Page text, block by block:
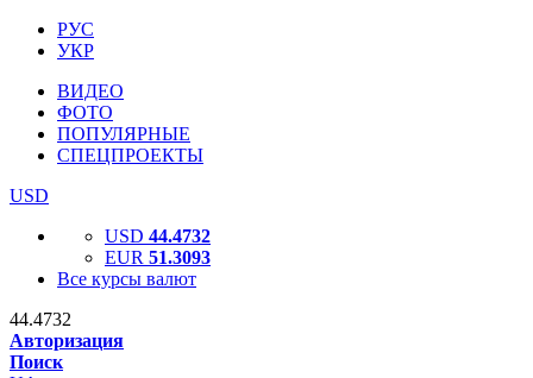
РУС
УКР
ВИДЕО
ФОТО
ПОПУЛЯРНЫЕ
СПЕЦПРОЕКТЫ
USD
USD 44.4732
EUR 51.3093
Все курсы валют
44.4732
Авторизация
Поиск